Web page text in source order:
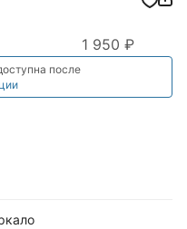
1 950 ₽
после